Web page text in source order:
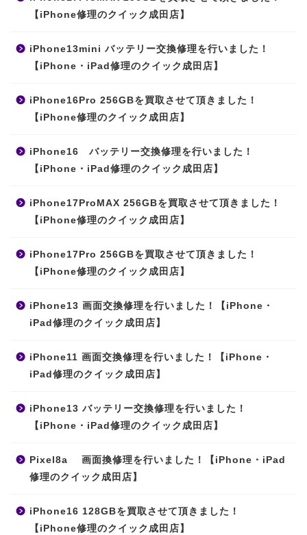
【iPhone修理のクイック成田店】
iPhone13mini バッテリー交換修理を行いました！
【iPhone・iPad修理のクイック成田店】
iPhone16Pro 256GBを買取させて頂きました！
【iPhone修理のクイック成田店】
iPhone16 バッテリー交換修理を行いました！
【iPhone・iPad修理のクイック成田店】
iPhone17ProMAX 256GBを買取させて頂きました！
【iPhone修理のクイック成田店】
iPhone17Pro 256GBを買取させて頂きました！
【iPhone修理のクイック成田店】
iPhone13 画面交換修理を行いました！【iPhone・
iPad修理のクイック成田店】
iPhone11 画面交換修理を行いました！【iPhone・
iPad修理のクイック成田店】
iPhone13 バッテリー交換修理を行いました！
【iPhone・iPad修理のクイック成田店】
Pixel8a 画面換修理を行いました！【iPhone・iPad
修理のクイック成田店】
iPhone16 128GBを買取させて頂きました！
【iPhone修理のクイック成田店】